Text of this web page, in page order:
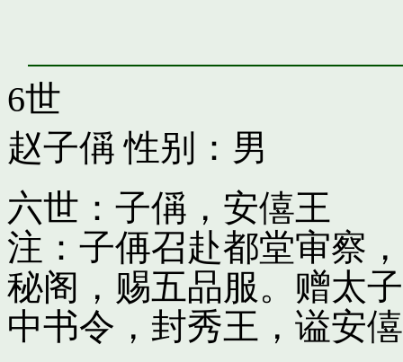
6世
赵子偁 性别：男
六世：子偁，安僖王
注：子侢召赴都堂审察
秘阁，赐五品服。赠太
中书令，封秀王，谥安